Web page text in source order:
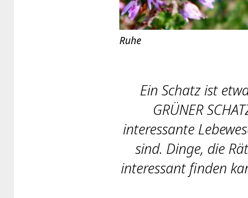
Ruhe
Ein Schatz ist
GRÜNER
interessante
sind. Dinge, die
interessant finden